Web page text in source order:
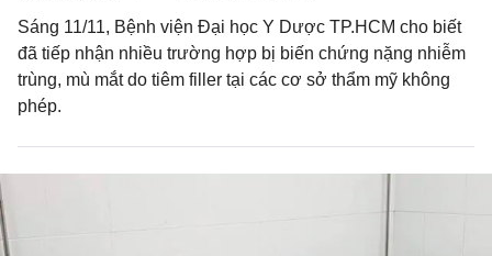
Sáng 11/11, Bệnh viện Đại học Y Dược TP.HCM cho biết
đã tiếp nhận nhiều trường hợp bị biến chứng nặng nhiễm
trùng, mù mắt do tiêm filler tại các cơ sở thẩm mỹ không
phép.